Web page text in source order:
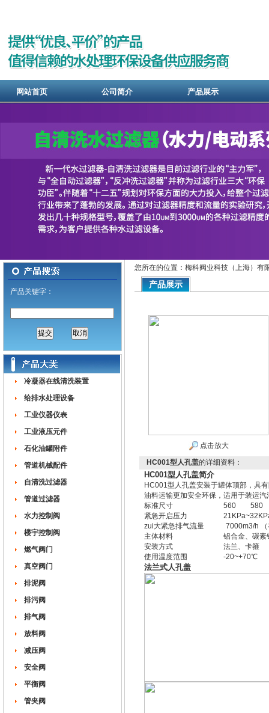
网站首页 公司简介 产品展示
产品关键字：
冷凝器在线清洗装置
给排水处理设备
工业仪器仪表
工业液压元件
石化油罐附件
管道机械配件
自清洗过滤器
管道过滤器
水力控制阀
楼宇控制阀
燃气阀门
真空阀门
排泥阀
排污阀
排气阀
放料阀
减压阀
安全阀
平衡阀
管夹阀
您所在的位置：梅科阀业科技（上海）有
产品展示
点击放大
HC001型人孔盖的详细资料：
HC001型人孔盖简介
HC001型人孔盖安装于罐体顶部，具
油料运输更加安全环保，适用于装运
标准尺寸 560 580
紧急开启压力
zui大紧急排气流量 7000m3/h （
主体材料 铝合金、碳素钢、
安装方式 法兰、卡箍
使用温度范围 -20~+70℃
法兰式人孔盖